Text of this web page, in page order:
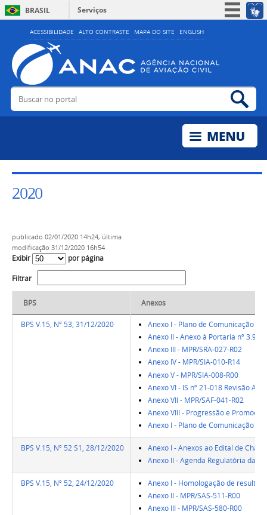
ACESSIBILIDADE ALTO CONTRASTE MAPA DO SITE ENGLISH
BRASIL
Serviços
Simplifique!
Acesso à informação
Legislação
Buscar no portal
2020
publicado 02/01/2020 14h24, última
modificação 31/12/2020 16h54
Exibir
por página
Filtrar
BPS Anexos
BPS V.15, Nº 53, 31/12/2020
Anexo I - Plano de Comunicação
Anexo II - Anexo à Portaria nº
Anexo III - MPR/SRA-027-R02
Anexo IV - MPR/SIA-010-R14
Anexo V - MPR/SIA-008-R00
Anexo VI - IS nº 21-018 Revisão A
Anexo VII - MPR/SAF-041-R02
Anexo VIII - Progressão e
Anexo I - Plano de Comunicação
BPS V.15, Nº 52 S1, 28/12/2020
Anexo I - Anexos ao Edital de
Anexo II - Agenda Regulatória da
BPS V.15, Nº 52, 24/12/2020
Anexo I - Homologação de
Anexo II - MPR/SAS-511-R00
Anexo III - MPR/SAS-580-R00